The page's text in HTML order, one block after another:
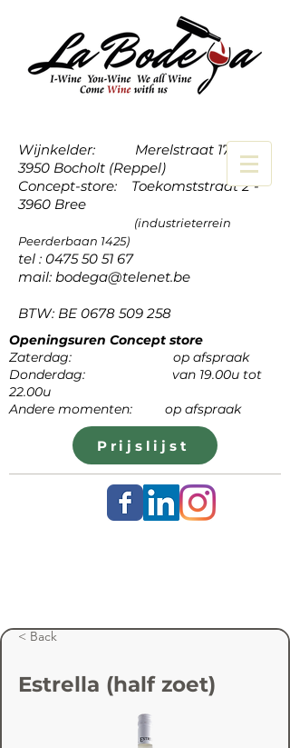
Wijnkelder: Merelstraat 17a -
3950 Bocholt (Reppel)
Concept-store: Toekomststraat 2 -
3960 Bree
(industrieterrein
Peerderbaan 1425)
tel : 0475 50 51 67
mail: bodega@telenet.be
BTW: BE 0678 509 258
Openingsuren Concept store
Zaterdag: op afspraak
Donderdag: van 19.00u tot
22.00u
Andere momenten: op afspraak
Prijslijst
< Back
Estrella (half zoet)